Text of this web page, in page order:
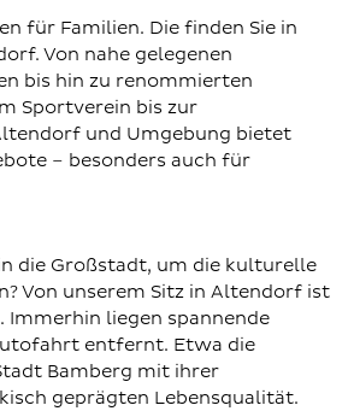
für Familien. Die finden Sie in
Von nahe gelegenen
bis hin zu renommierten
Sportverein bis zur
und Umgebung bietet
– besonders auch für
die Großstadt, um die kulturelle
Von unserem Sitz in Altendorf ist
Immerhin liegen spannende
entfernt. Etwa die
Bamberg mit ihrer
geprägten Lebensqualität.